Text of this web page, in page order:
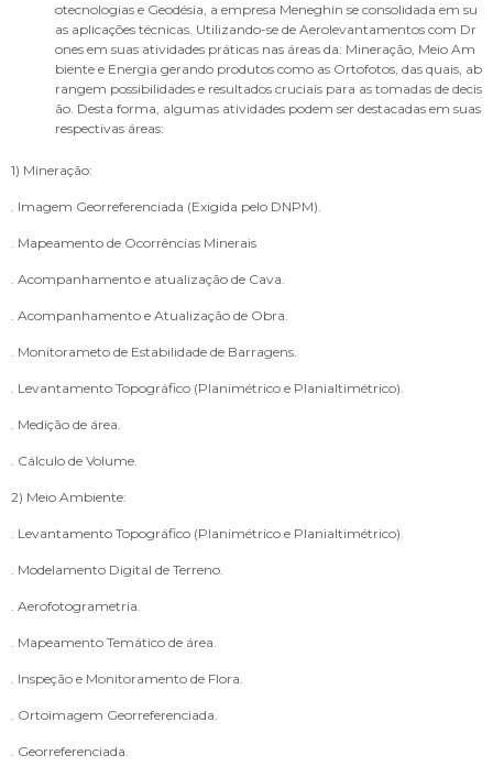
otecnologias e Geodésia, a empresa Meneghin se consolidada em su
as aplicações técnicas. Utilizando-se de Aerolevantamentos com Dr
ones em suas atividades práticas nas áreas da: Mineração, Meio Am
biente e Energia gerando produtos como as Ortofotos, das quais, ab
rangem possibilidades e resultados cruciais para as tomadas de decis
ão. Desta forma, algumas atividades podem ser destacadas em suas
respectivas áreas:
1) Mineração:
. Imagem Georreferenciada (Exigida pelo DNPM).
. Mapeamento de Ocorrências Minerais
. Acompanhamento e atualização de Cava.
. Acompanhamento e Atualização de Obra.
. Monitorameto de Estabilidade de Barragens.
. Levantamento Topográfico (Planimétrico e Planialtimétrico).
. Medição de área.
. Cálculo de Volume.
2) Meio Ambiente:
. Levantamento Topográfico (Planimétrico e Planialtimétrico).
. Modelamento Digital de Terreno.
. Aerofotogrametria.
. Mapeamento Temático de área.
. Inspeção e Monitoramento de Flora.
. Ortoimagem Georreferenciada.
. Georreferenciada.